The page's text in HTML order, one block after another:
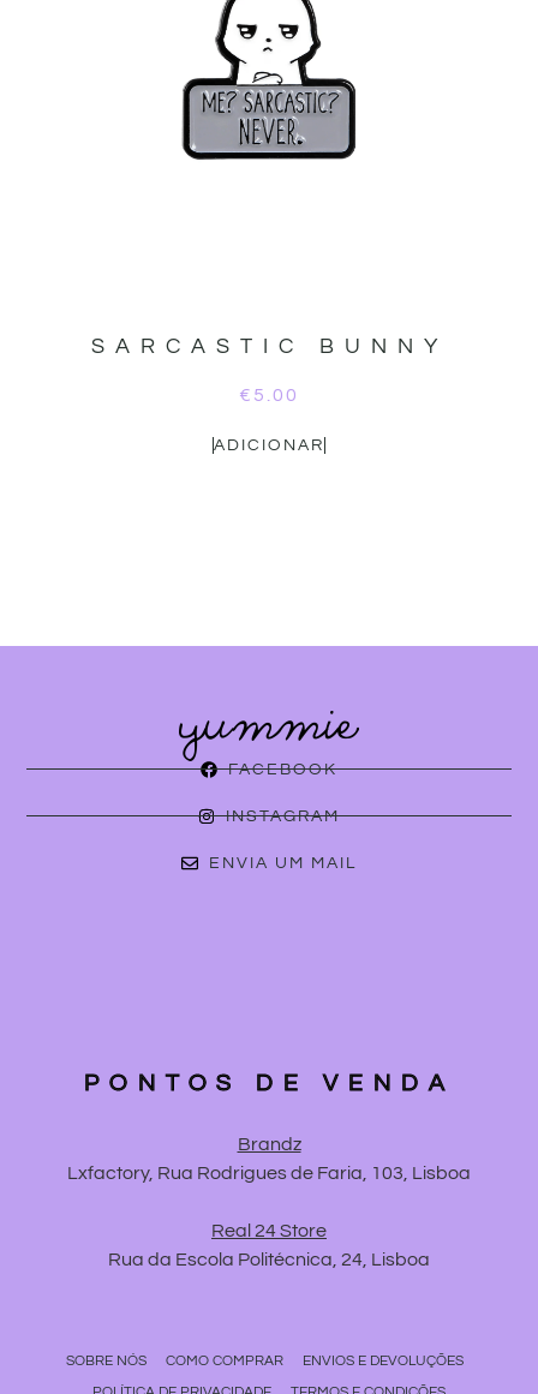
SARCASTIC BUNNY
€ 5.00
ADICIONAR
FACEBOOK
INSTAGRAM
ENVIA UM MAIL
PONTOS DE VENDA
Brandz
Lxfactory, Rua Rodrigues de Faria, 103, Lisboa
Real 24 Store
Rua da Escola Politécnica, 24, Lisboa
SOBRE NÓS COMO COMPRAR
ENVIOS E DEVOLUÇÕES